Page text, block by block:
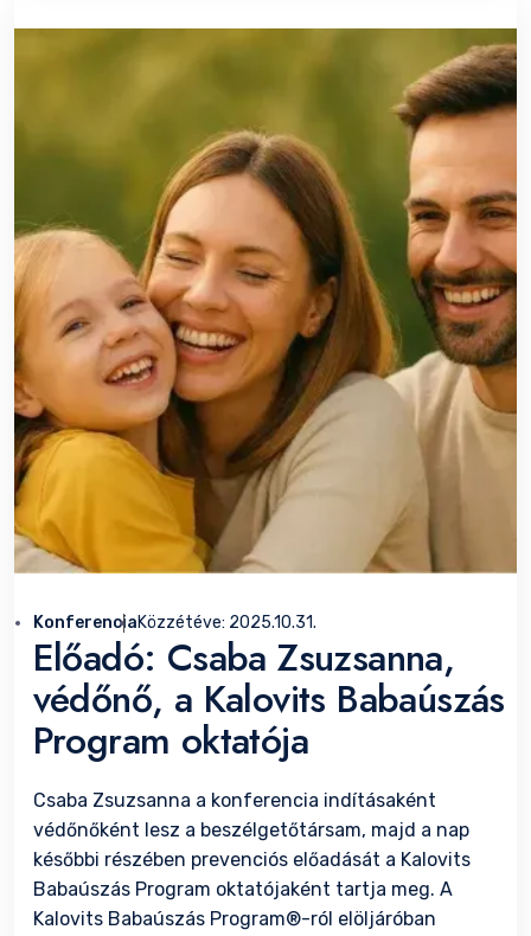
KonferenciaKözzétéve: 2025.10.31.
Előadó: Csaba Zsuzsanna,
védőnő, a Kalovits Babaúszás
Program oktatója
Csaba Zsuzsanna a konferencia indításaként
védőnőként lesz a beszélgetőtársam, majd a nap
későbbi részében prevenciós előadását a Kalovits
Babaúszás Program oktatójaként tartja meg. A
Kalovits Babaúszás Program®-ról elöljáróban